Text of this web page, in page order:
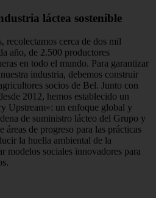
láctea sostenible
recolectamos cerca de dos mil
año, de 2.500 productores
en todo el mundo. Para garantizar
industria, debemos construir
socios de Bel. Junto con
2012, hemos establecido un
Upstream»: un enfoque global y
de suministro lácteo del Grupo y
áreas de progreso para las prácticas
la huella ambiental de la
modelos sociales innovadores para